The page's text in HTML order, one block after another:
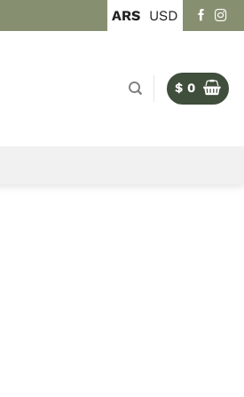
ARS USD
$ 0